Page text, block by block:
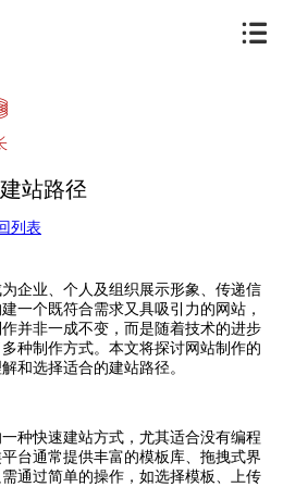
站路径
列表
企业、个人及组织展示形象、传递信
一个既符合需求又具吸引力的网站，
并非一成不变，而是随着技术的进步
种制作方式。本文将探讨网站制作的
和选择适合的建站路径。
种快速建站方式，尤其适合没有编程
台通常提供丰富的模板库、拖拽式界
通过简单的操作，如选择模板、上传